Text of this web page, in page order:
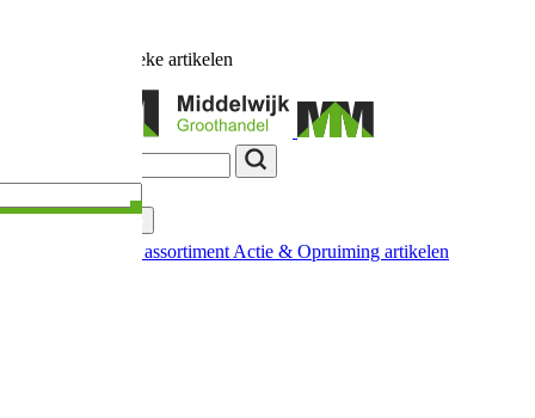
unieke artikelen
Nieuw in ons assortiment Actie & Opruiming artikelen